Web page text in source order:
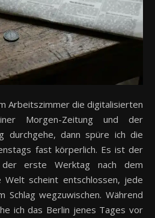
Morgen-Zeitung und der
durchgehe, dann spüre ich die
fast körperlich. Es ist der
erste Werktag nach dem
Welt scheint entschlossen, jede
Schlag wegzuwischen. Während
ich das Berlin jenes Tages vor